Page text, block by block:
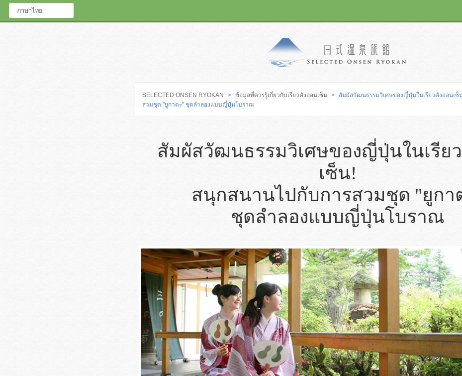
ภาษาไทย
SELECTED ONSEN RYOKAN > ข้อมูลที่ควรรู้เกี่ยวกับเรียวคังออนเซ็น >
สัมผัสวัฒนธรรมวิเศษของญี่ปุ่นในเรียวคังออนเซ็
สวมชุด "ยูกาตะ" ชุดลำลองแบบญี่ปุ่นโบราณ
สัมผัสวัฒนธรรมวิเศษของญี่ปุ่นในเรีย
เซ็น!
สนุกสนานไปกับการสวมชุด "ยูกา
ชุดลำลองแบบญี่ปุ่นโบราณ